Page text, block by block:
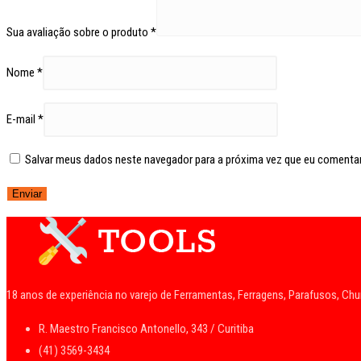
Sua avaliação sobre o produto *
Nome *
E-mail *
Salvar meus dados neste navegador para a próxima vez que eu
18 anos de experiência no varejo de Ferramentas, Ferragens, Parafusos,
R. Maestro Francisco Antonello, 343 / Curitiba
(41) 3569-3434